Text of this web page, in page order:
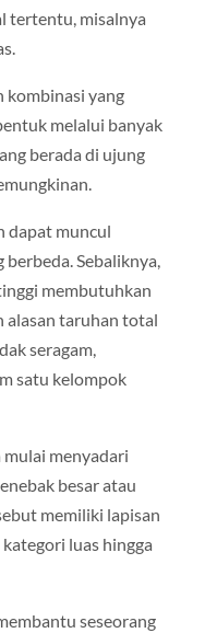
tertentu, misalnya
kombinasi yang
melalui banyak
berada di ujung
dapat muncul
Sebaliknya,
membutuhkan
alasan taruhan total
seragam,
satu kelompok
mulai menyadari
besar atau
memiliki lapisan
luas hingga
seseorang